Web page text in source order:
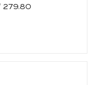
279.80